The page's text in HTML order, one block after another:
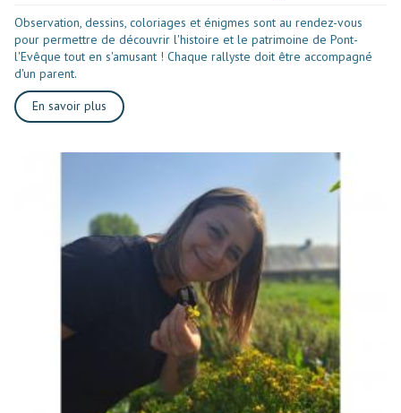
Observation, dessins, coloriages et énigmes sont au rendez-vous
pour permettre de découvrir l'histoire et le patrimoine de Pont-
l'Evêque tout en s'amusant ! Chaque rallyste doit être accompagné
d'un parent.
En savoir plus